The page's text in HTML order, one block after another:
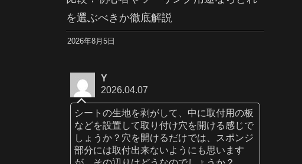
を選ぶべきか徹底解説
2026年8月5日
Y
2026.04.07
シートの生地を剥がして、中に取付用の板
などを設置して取り付け穴を開ける感じで
しょうか？穴を開けるだけでは、スポンジ
部分には取付出来ないようにも思います